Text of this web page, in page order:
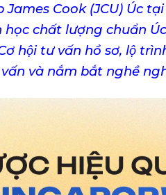
Cook (JCU) Úc
chất lượng chuẩn
hội tư vấn hồ sơ, lộ
và nắm bắt nghề